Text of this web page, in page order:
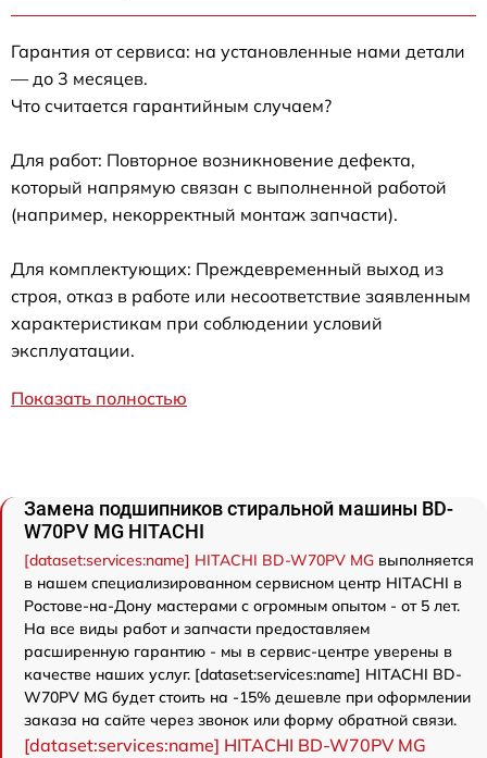
Гарантия от сервиса: на установленные нами детали
— до 3 месяцев.
Что считается гарантийным случаем?
Для работ: Повторное возникновение дефекта,
который напрямую связан с выполненной работой
(например, некорректный монтаж запчасти).
Для комплектующих: Преждевременный выход из
строя, отказ в работе или несоответствие заявленным
характеристикам при соблюдении условий
эксплуатации.
Показать полностью
Замена подшипников стиральной машины BD-
W70PV MG HITACHI
[dataset:services:name] HITACHI BD-W70PV MG выполняется
в нашем специализированном сервисном центр HITACHI в
Ростове-на-Дону мастерами с огромным опытом - от 5 лет.
На все виды работ и запчасти предоставляем
расширенную гарантию - мы в сервис-центре уверены в
качестве наших услуг. [dataset:services:name] HITACHI BD-
W70PV MG будет стоить на -15% дешевле при оформлении
заказа на сайте через звонок или форму обратной связи.
[dataset:services:name] HITACHI BD-W70PV MG